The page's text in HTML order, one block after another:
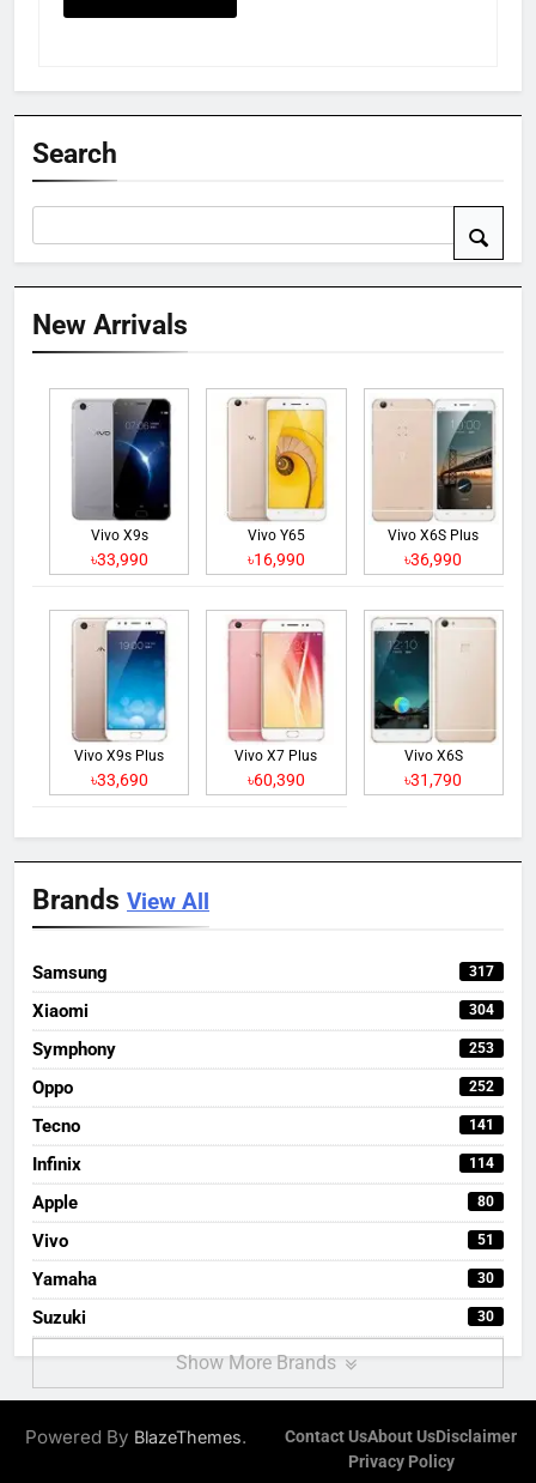
Search
New Arrivals
Vivo X9s
৳33,990
Vivo Y65
৳16,990
Vivo X6S Plus
৳36,990
Vivo X9s Plus
৳33,690
Vivo X7 Plus
৳60,390
Vivo X6S
৳31,790
Brands View All
Samsung 317
Xiaomi 304
Symphony 253
Oppo 252
Tecno 141
Infinix 114
Apple 80
Vivo 51
Yamaha 30
Suzuki 30
Show More Brands
Powered By BlazeThemes. Contact UsAbout UsDisclaimer
Privacy Policy